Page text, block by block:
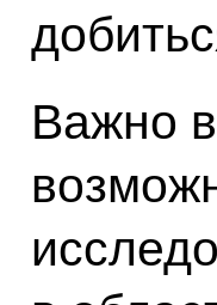
Важно